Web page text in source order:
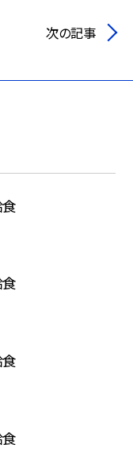
次の記事
食
食
食
食